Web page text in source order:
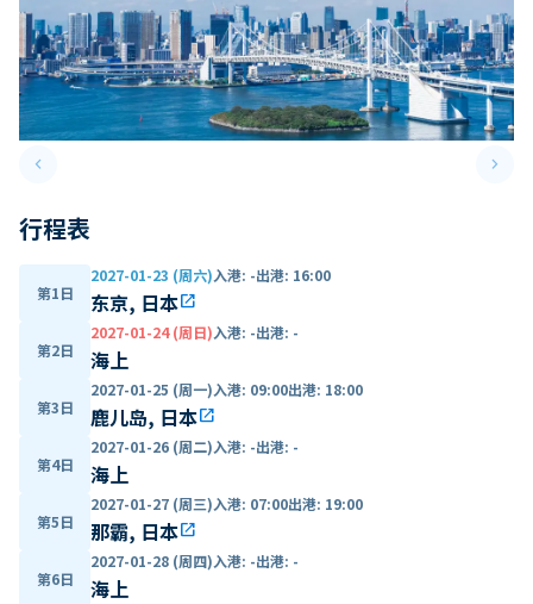
keyboard_arrow_leftPrevious slide keyboard_arrow_right
行程表
第1日
2027-01-23 (周六)入港: -出港: 16:00
东京, 日本open_in_new
第2日
2027-01-24 (周日)入港: -出港: -
海上
第3日
2027-01-25 (周一)入港: 09:00出港: 18:00
鹿儿岛, 日本open_in_new
第4日
2027-01-26 (周二)入港: -出港: -
海上
第5日
2027-01-27 (周三)入港: 07:00出港: 19:00
那霸, 日本open_in_new
第6日
2027-01-28 (周四)入港: -出港: -
海上